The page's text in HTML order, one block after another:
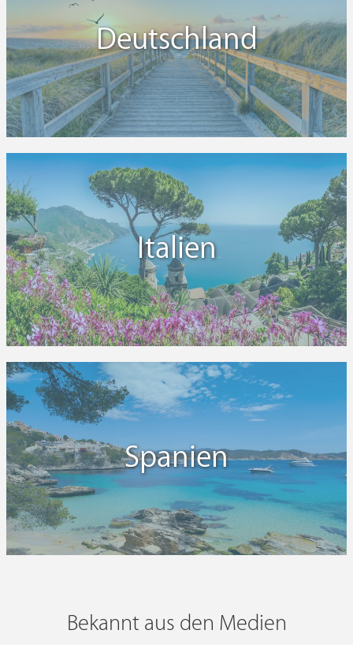
Deutschland
Italien
Spanien
Bekannt aus den Medien